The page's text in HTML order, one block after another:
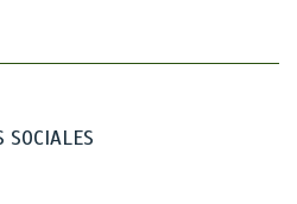
SOCIALES